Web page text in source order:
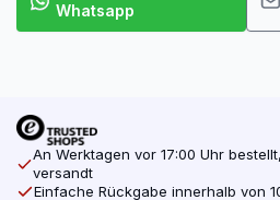
Whatsapp
An Werktagen vor 17:00 Uhr
versandt
Einfache Rückgabe innerhalb von